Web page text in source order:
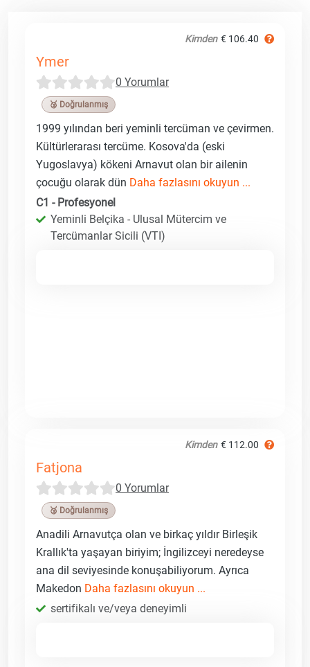
Kimden € 106.40
Ymer
0 Yorumlar
🥉 Doğrulanmış
1999 yılından beri yeminli tercüman ve çevirmen.
Kültürlerarası tercüme. Kosova'da (eski
Yugoslavya) kökeni Arnavut olan bir ailenin
çocuğu olarak dün Daha fazlasını okuyun ...
C1 - Profesyonel
Yeminli Belçika - Ulusal Mütercim ve
Tercümanlar Sicili (VTI)
Kimden € 112.00
Fatjona
0 Yorumlar
🥉 Doğrulanmış
Anadili Arnavutça olan ve birkaç yıldır Birleşik
Krallık'ta yaşayan biriyim; İngilizceyi neredeyse
ana dil seviyesinde konuşabiliyorum. Ayrıca
Makedon Daha fazlasını okuyun ...
sertifikalı ve/veya deneyimli